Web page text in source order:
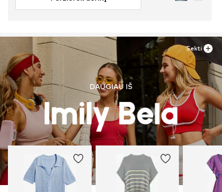
DAUGIAU IŠ
Sekti